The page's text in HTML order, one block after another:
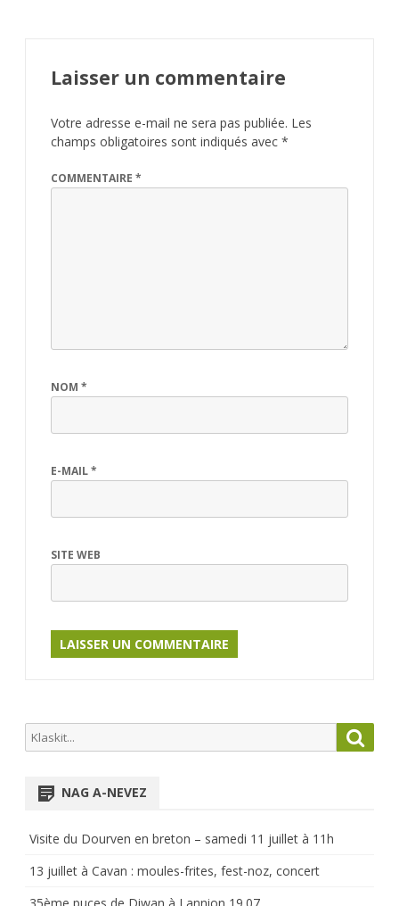
Laisser un commentaire
Votre adresse e-mail ne sera pas publiée. Les
champs obligatoires sont indiqués avec *
COMMENTAIRE *
NOM *
E-MAIL*
SITE WEB
Search
for:
NAG A-NEVEZ
Visite du Dourven en breton – samedi 11 juillet à 11h
13 juillet à Cavan : moules-frites, fest-noz, concert